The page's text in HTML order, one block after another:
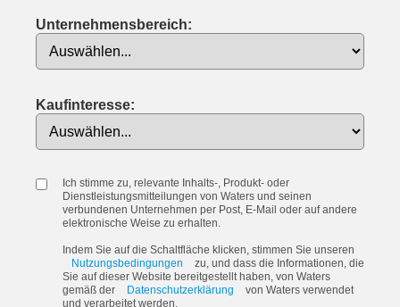
Unternehmensbereich:
Kaufinteresse:
Ich stimme zu, relevante Inhalts-, Produkt- oder
Dienstleistungsmitteilungen von Waters und seinen
verbundenen Unternehmen per Post, E-Mail oder auf andere
elektronische Weise zu erhalten.
Indem Sie auf die Schaltfläche klicken, stimmen Sie unseren
Nutzungsbedingungen
zu, und dass die Informationen, die
Sie auf dieser Website bereitgestellt haben, von Waters
gemäß der
Datenschutzerklärung
von Waters verwendet
und verarbeitet werden.